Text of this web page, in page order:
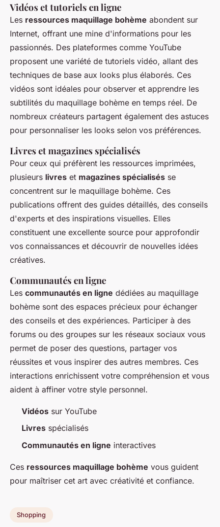
Vidéos et tutoriels en ligne
Les ressources maquillage bohème abondent sur
Internet, offrant une mine d'informations pour les
passionnés. Des plateformes comme YouTube
proposent une variété de tutoriels vidéo, allant des
techniques de base aux looks plus élaborés. Ces
vidéos sont idéales pour observer et apprendre les
subtilités du maquillage bohème en temps réel. De
nombreux créateurs partagent également des astuces
pour personnaliser les looks selon vos préférences.
Livres et magazines spécialisés
Pour ceux qui préfèrent les ressources imprimées,
plusieurs livres et magazines spécialisés se
concentrent sur le maquillage bohème. Ces
publications offrent des guides détaillés, des conseils
d'experts et des inspirations visuelles. Elles
constituent une excellente source pour approfondir
vos connaissances et découvrir de nouvelles idées
créatives.
Communautés en ligne
Les communautés en ligne dédiées au maquillage
bohème sont des espaces précieux pour échanger
des conseils et des expériences. Participer à des
forums ou des groupes sur les réseaux sociaux vous
permet de poser des questions, partager vos
réussites et vous inspirer des autres membres. Ces
interactions enrichissent votre compréhension et vous
aident à affiner votre style personnel.
Vidéos sur YouTube
Livres spécialisés
Communautés en ligne interactives
Ces ressources maquillage bohème vous guident
pour maîtriser cet art avec créativité et confiance.
Shopping